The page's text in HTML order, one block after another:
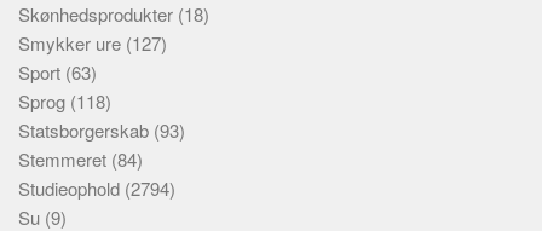
Skønhedsprodukter (18)
Smykker ure (127)
Sport (63)
Sprog (118)
Statsborgerskab (93)
Stemmeret (84)
Studieophold (2794)
Su (9)